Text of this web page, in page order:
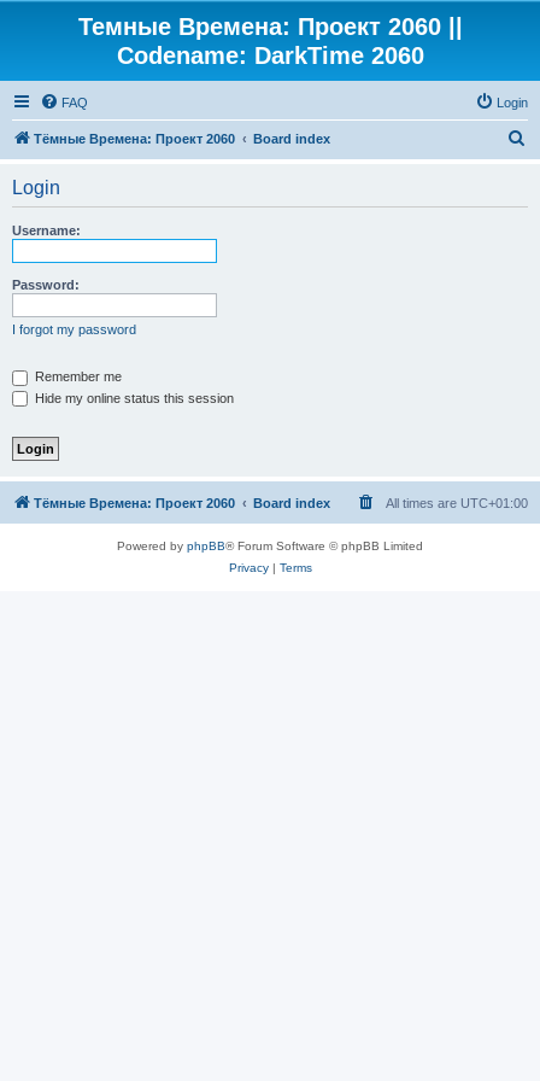
Темные Времена: Проект 2060 ||
Codename: DarkTime 2060
FAQ Login
Тёмные Времена: Проект 2060 Board index
Login
Username:
Password:
I forgot my password
Remember me
Hide my online status this session
Тёмные Времена: Проект 2060 Board index All times are UTC+01:00
Powered by phpBB® Forum Software © phpBB Limited
Privacy| Terms